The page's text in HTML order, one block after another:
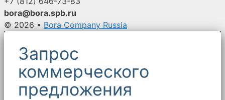
bora@bora.spb.ru
© 2026 • Bora Company Russia
Запрос
коммерческого
предложения